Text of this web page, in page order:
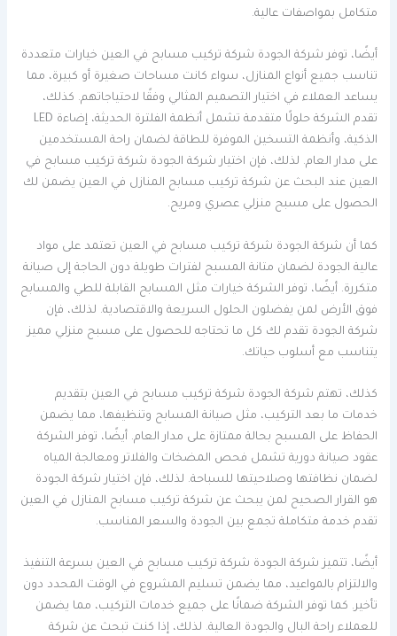
متكامل بمواصفات عالية.
أيضًا، توفر شركة الجودة شركة تركيب مسابح في العين خيارات متعددة
تناسب جميع أنواع المنازل، سواء كانت مساحات صغيرة أو كبيرة، مما
يساعد العملاء في اختيار التصميم المثالي وفقًا لاحتياجاتهم. كذلك،
تقدم الشركة حلولًا متقدمة تشمل أنظمة الفلترة الحديثة، إضاءة LED
الذكية، وأنظمة التسخين الموفرة للطاقة لضمان راحة المستخدمين
على مدار العام. لذلك، فإن اختيار شركة الجودة شركة تركيب مسابح في
العين عند البحث عن شركة تركيب مسابح المنازل في العين يضمن لك
الحصول على مسبح منزلي عصري ومريح.
كما أن شركة الجودة شركة تركيب مسابح في العين تعتمد على مواد
عالية الجودة لضمان متانة المسبح لفترات طويلة دون الحاجة إلى صيانة
متكررة. أيضًا، توفر الشركة خيارات مثل المسابح القابلة للطي والمسابح
فوق الأرض لمن يفضلون الحلول السريعة والاقتصادية. لذلك، فإن
شركة الجودة تقدم لك كل ما تحتاجه للحصول على مسبح منزلي مميز
يتناسب مع أسلوب حياتك.
كذلك، تهتم شركة الجودة شركة تركيب مسابح في العين بتقديم
خدمات ما بعد التركيب، مثل صيانة المسابح وتنظيفها، مما يضمن
الحفاظ على المسبح بحالة ممتازة على مدار العام. أيضًا، توفر الشركة
عقود صيانة دورية تشمل فحص المضخات والفلاتر ومعالجة المياه
لضمان نظافتها وصلاحيتها للسباحة. لذلك، فإن اختيار شركة الجودة
هو القرار الصحيح لمن يبحث عن شركة تركيب مسابح المنازل في العين
تقدم خدمة متكاملة تجمع بين الجودة والسعر المناسب.
أيضًا، تتميز شركة الجودة شركة تركيب مسابح في العين بسرعة التنفيذ
والالتزام بالمواعيد، مما يضمن تسليم المشروع في الوقت المحدد دون
تأخير. كما توفر الشركة ضمانًا على جميع خدمات التركيب، مما يضمن
للعملاء راحة البال والجودة العالية. لذلك، إذا كنت تبحث عن شركة